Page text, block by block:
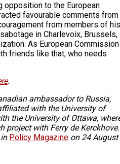
to the European
favourable comments from
from members of his
in Charlevoix, Brussels,
As European Commission
friends like that, who needs
.
ambassador to Russia,
with the University of
the University of Ottawa,
project with Ferry de Kerckhove.
Policy Magazine on 24 August